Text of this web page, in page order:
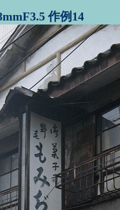
作例14